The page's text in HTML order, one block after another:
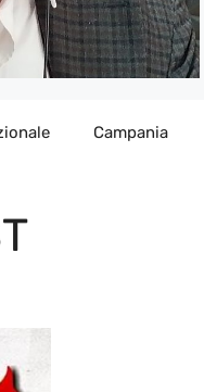
Campania